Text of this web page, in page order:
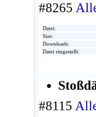
#8265
Datei:
Size:
Downloads:
Datei eingestellt:
#8115